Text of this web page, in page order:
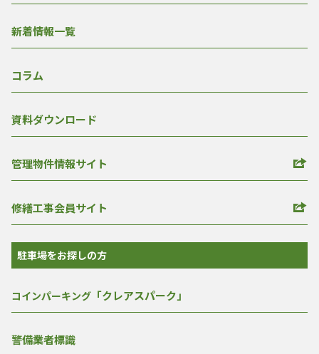
新着情報一覧
コラム
資料ダウンロード
管理物件情報サイト
修繕工事会員サイト
駐車場をお探しの方
コインパーキング 「クレアスパーク」
警備業者標識